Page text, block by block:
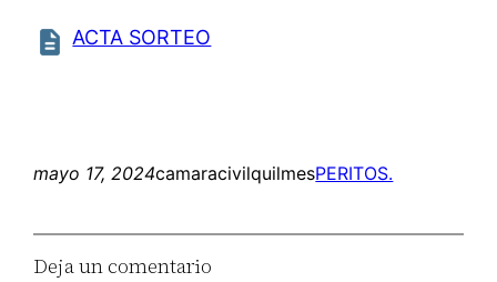
ACTA SORTEO
mayo 17, 2024camaracivilquilmesPERITOS.
Deja un comentario